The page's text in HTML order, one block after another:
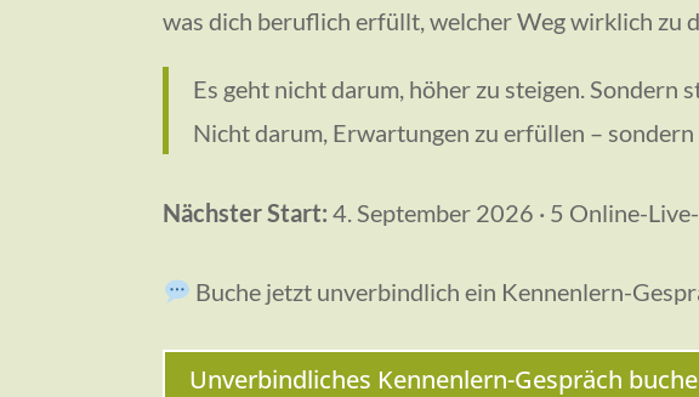
was dich beruflich erfüllt, welcher Weg wirklich zu
Es geht nicht darum, höher zu steigen. Sondern
Nicht darum, Erwartungen zu erfüllen –
Nächster Start: 4. September 2026 · 5 Online-
Buche jetzt unverbindlich ein Kennenlern-
Unverbindliches Kennenlern-Gespräch